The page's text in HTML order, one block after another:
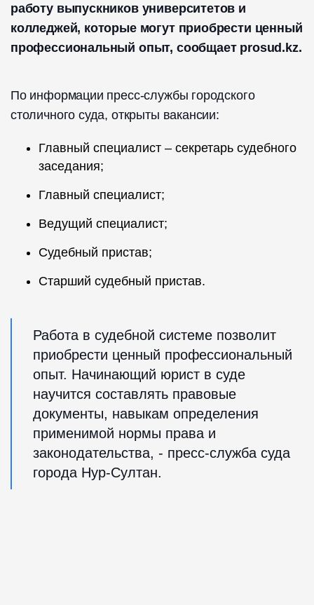
работу выпускников университетов и
колледжей, которые могут приобрести ценный
профессиональный опыт, сообщает prosud.kz.
По информации пресс-службы городского
столичного суда, открыты вакансии:
Главный специалист – секретарь судебного
заседания;
Главный специалист;
Ведущий специалист;
Судебный пристав;
Старший судебный пристав.
Работа в судебной системе позволит
приобрести ценный профессиональный
опыт. Начинающий юрист в суде
научится составлять правовые
документы, навыкам определения
применимой нормы права и
законодательства, - пресс-служба суда
города Нур-Султан.